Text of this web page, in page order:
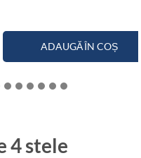
ADAUGĂ ÎN COȘ
4 stele